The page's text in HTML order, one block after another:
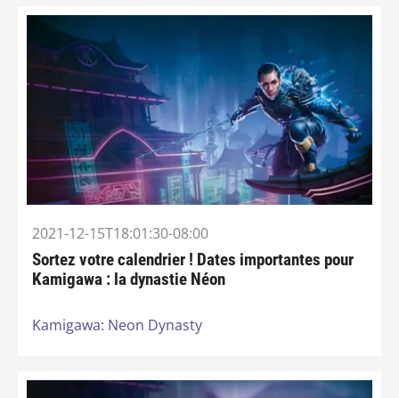
2021-12-15T18:01:30-08:00
Sortez votre calendrier ! Dates importantes pour
Kamigawa : la dynastie Néon
Kamigawa: Neon Dynasty